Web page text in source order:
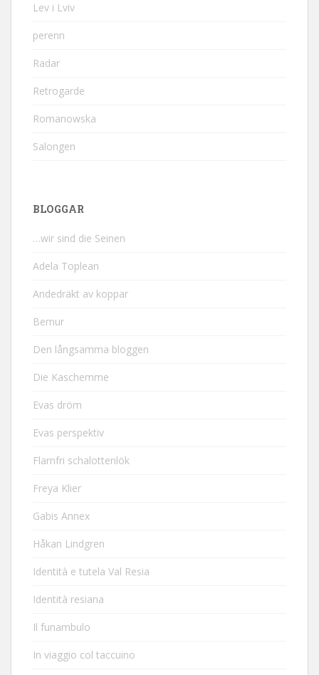
Lev i Lviv
perenn
Radar
Retrogarde
Romanowska
Salongen
BLOGGAR
…wir sind die Seinen
Adela Toplean
Andedräkt av koppar
Bernur
Den långsamma bloggen
Die Kaschemme
Evas dröm
Evas perspektiv
Flarnfri schalottenlök
Freya Klier
Gabis Annex
Håkan Lindgren
Identità e tutela Val Resia
Identità resiana
Il funambulo
In viaggio col taccuino